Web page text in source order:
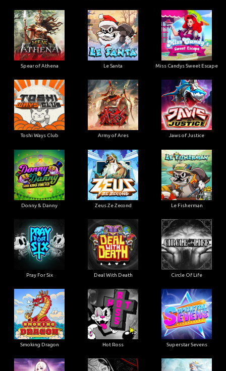
Spear of Athena Le Santa Miss Candys Sweet Escape
Toshi Ways Club Army of Ares Jaws of Justice
Donny & Danny Zeus Ze Zecond Le Fisherman
Pray For Six Deal With Death Circle Of Life
Smoking Dragon Hot Ross Superstar Sevens